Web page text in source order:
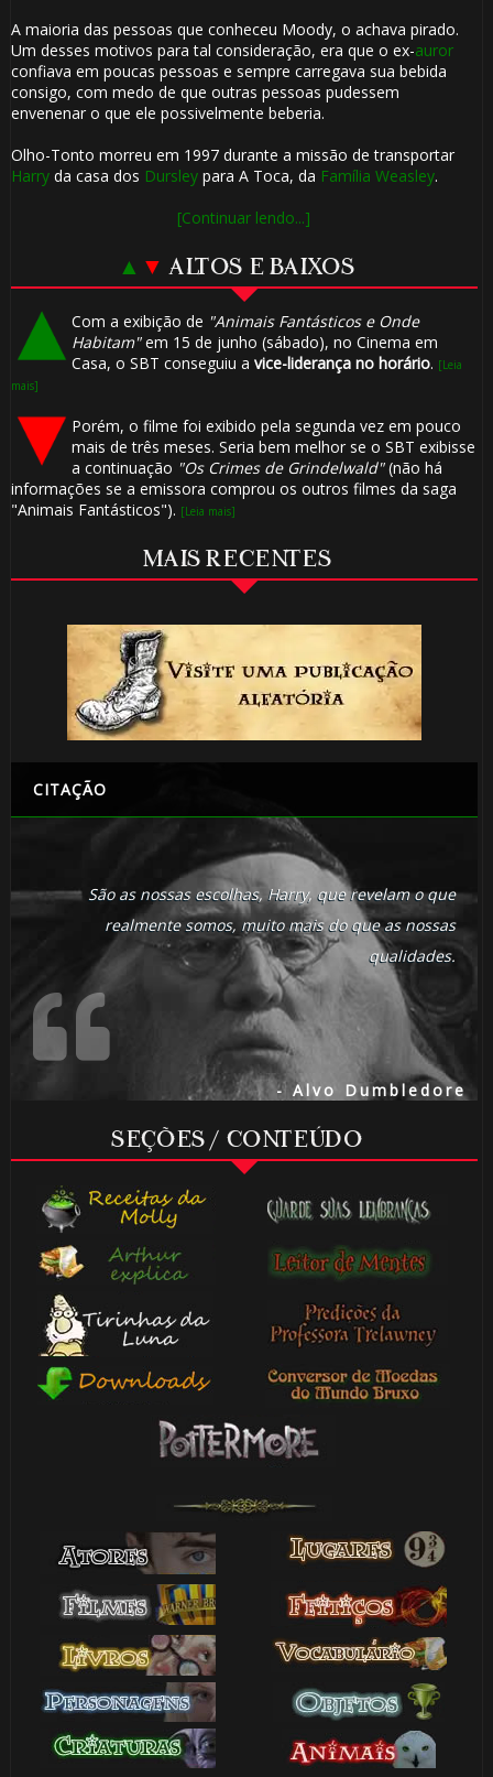
A maioria das pessoas que conheceu Moody, o achava pirado.
Um desses motivos para tal consideração, era que o ex-auror
confiava em poucas pessoas e sempre carregava sua bebida
consigo, com medo de que outras pessoas pudessem
envenenar o que ele possivelmente beberia.
Olho-Tonto morreu em 1997 durante a missão de transportar
Harryda casa dos Dursleypara A Toca, da Família Weasley.
[Continuar lendo...]
▲ ▼ ALTOS E BAIXOS
Com a exibição de "Animais Fantásticos e Onde
Habitam"em 15 de junho (sábado), no Cinema em
Casa, o SBT conseguiu a vice-liderança no horário. [Leia
mais]
Porém, o filme foi exibido pela segunda vez em pouco
mais de três meses. Seria bem melhor se o SBT exibisse
a continuação "Os Crimes de Grindelwald"(não há
informações se a emissora comprou os outros filmes da saga
"Animais Fantásticos"). [Leia mais]
MAIS RECENTES
CITAÇÃO
São as nossas escolhas, Harry, que revelam o que
realmente somos, muito mais do que as nossas
qualidades.
- Alvo Dumbledore
SEÇÕES / CONTEÚDO